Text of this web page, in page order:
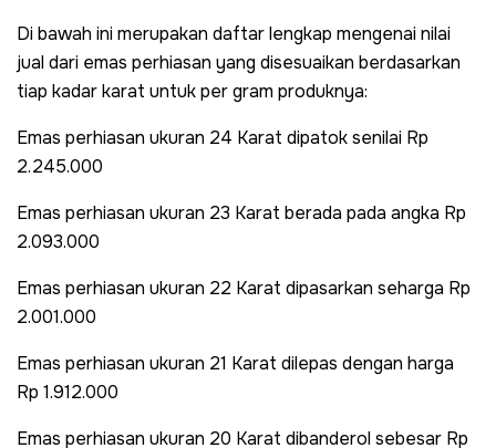
Di bawah ini merupakan daftar lengkap mengenai nilai
jual dari emas perhiasan yang disesuaikan berdasarkan
tiap kadar karat untuk per gram produknya:
Emas perhiasan ukuran 24 Karat dipatok senilai Rp
2.245.000
Emas perhiasan ukuran 23 Karat berada pada angka Rp
2.093.000
Emas perhiasan ukuran 22 Karat dipasarkan seharga Rp
2.001.000
Emas perhiasan ukuran 21 Karat dilepas dengan harga
Rp 1.912.000
Emas perhiasan ukuran 20 Karat dibanderol sebesar Rp